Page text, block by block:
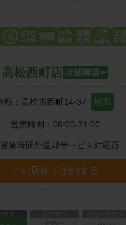
高松西町店
所： 高松市西町14-37 地図
営業時間： 06:00-21:00
営業時間外返却サービス対応店
この店舗で予約する